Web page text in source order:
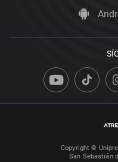
Copyright ©
San Sebastián